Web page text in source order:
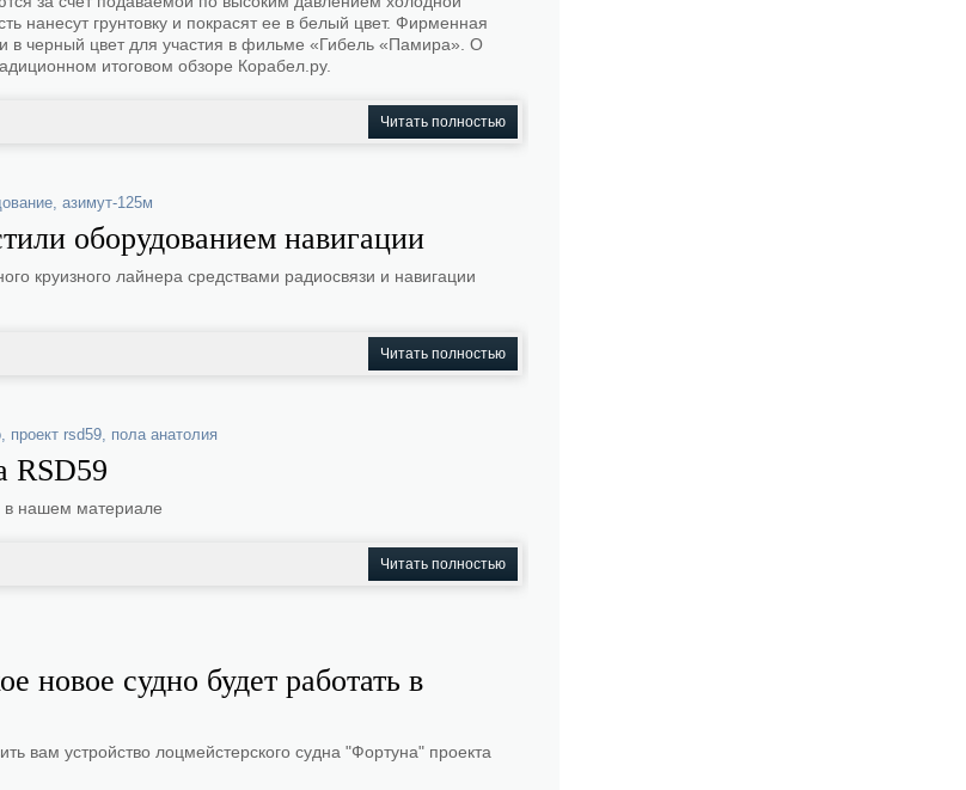
нанесут грунтовку и покрасят ее в белый цвет. Фирменная
в черный цвет для участия в фильме «Гибель «Памира». О
итоговом обзоре Корабел.ру.
Читать полностью
, азимут-125м
оборудованием навигации
круизного лайнера средствами радиосвязи и навигации
Читать полностью
, проект rsd59, пола анатолия
RSD59
в нашем материале
Читать полностью
новое судно будет работать в
вам устройство лоцмейстерского судна "Фортуна" проекта